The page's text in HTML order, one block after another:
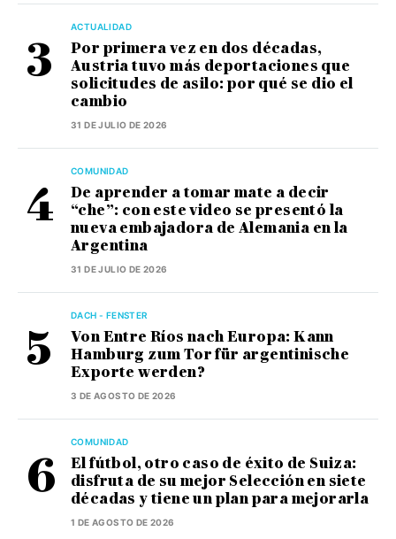
ACTUALIDAD
Por primera vez en dos décadas,
Austria tuvo más deportaciones que
solicitudes de asilo: por qué se dio el
cambio
31 DE JULIO DE 2026
COMUNIDAD
De aprender a tomar mate a decir
“che”: con este video se presentó la
nueva embajadora de Alemania en la
Argentina
31 DE JULIO DE 2026
DACH - FENSTER
Von Entre Ríos nach Europa: Kann
Hamburg zum Tor für argentinische
Exporte werden?
3 DE AGOSTO DE 2026
COMUNIDAD
El fútbol, otro caso de éxito de Suiza:
disfruta de su mejor Selección en siete
décadas y tiene un plan para mejorarla
1 DE AGOSTO DE 2026